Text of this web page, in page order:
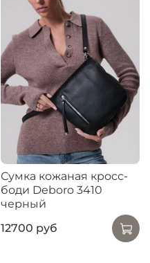
Сумка кожаная кросс-
боди Deboro 3410
черный
12700 руб